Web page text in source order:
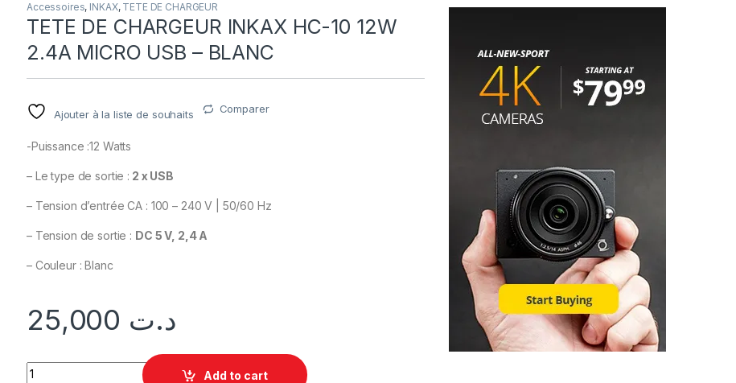
Accessoires, INKAX, TETE DE CHARGEUR
TETE DE CHARGEUR INKAX HC-10 12W
2.4A MICRO USB – BLANC
Ajouter à la liste de souhaits Comparer
-Puissance :12 Watts
– Le type de sortie : 2 x USB
– Tension d’entrée CA : 100 – 240 V | 50/60 Hz
– Tension de sortie : DC 5 V, 2,4 A
– Couleur : Blanc
د.ت
Add to cart